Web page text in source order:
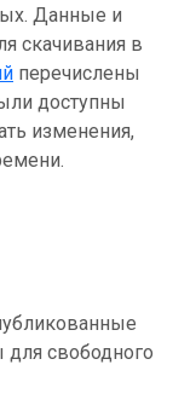
Данные и
скачивания в
перечислены
доступны
изменения,
для свободного